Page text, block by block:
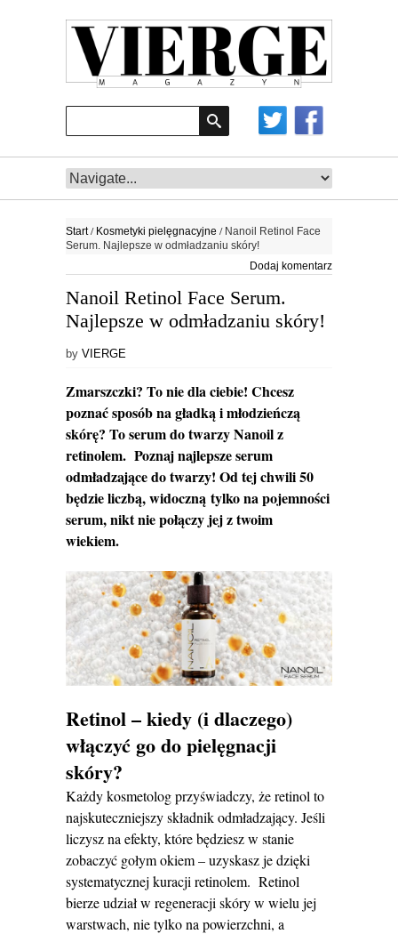
Start/ Kosmetyki pielęgnacyjne / Nanoil Retinol Face
Serum. Najlepsze w odmładzaniu skóry!
Dodaj komentarz
Nanoil Retinol Face Serum.
Najlepsze w odmładzaniu skóry!
by VIERGE
Zmarszczki? To nie dla ciebie! Chcesz
poznać sposób na gładką i młodzieńczą
skórę? To serum do twarzy Nanoil z
retinolem. Poznaj najlepsze serum
odmładzające do twarzy! Od tej chwili 50
będzie liczbą, widoczną tylko na pojemności
serum, nikt nie połączy jej z twoim
wiekiem.
Retinol – kiedy (i dlaczego)
włączyć go do pielęgnacji
skóry?
Każdy kosmetolog przyświadczy, że retinol to
najskuteczniejszy składnik odmładzający. Jeśli
liczysz na efekty, które będziesz w stanie
zobaczyć gołym okiem – uzyskasz je dzięki
systematycznej kuracji retinolem. Retinol
bierze udział w regeneracji skóry w wielu jej
warstwach, nie tylko na powierzchni, a